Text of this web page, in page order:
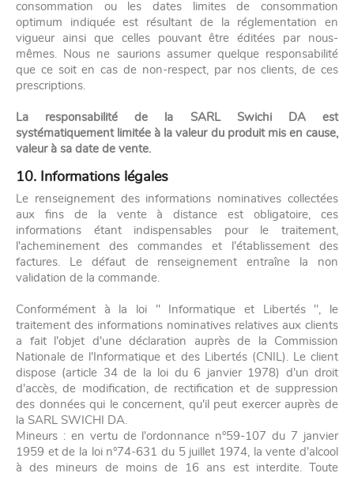
consommation ou les dates limites de consommation
optimum indiquée est résultant de la réglementation en
vigueur ainsi que celles pouvant être éditées par nous-
mêmes. Nous ne saurions assumer quelque responsabilité
que ce soit en cas de non-respect, par nos clients, de ces
prescriptions.
La responsabilité de la SARL Swichi DA est
systématiquement limitée à la valeur du produit mis en cause,
valeur à sa date de vente.
10. Informations légales
Le renseignement des informations nominatives collectées
aux fins de la vente à distance est obligatoire, ces
informations étant indispensables pour le traitement,
l'acheminement des commandes et l'établissement des
factures. Le défaut de renseignement entraîne la non
validation de la commande.
Conformément à la loi " Informatique et Libertés ", le
traitement des informations nominatives relatives aux clients
a fait l'objet d'une déclaration auprès de la Commission
Nationale de l'Informatique et des Libertés (CNIL). Le client
dispose (article 34 de la loi du 6 janvier 1978) d'un droit
d'accès, de modification, de rectification et de suppression
des données qui le concernent, qu'il peut exercer auprès de
la SARL SWICHI DA.
Mineurs : en vertu de l'ordonnance n°59-107 du 7 janvier
1959 et de la loi n°74-631 du 5 juillet 1974, la vente d'alcool
à des mineurs de moins de 16 ans est interdite. Toute